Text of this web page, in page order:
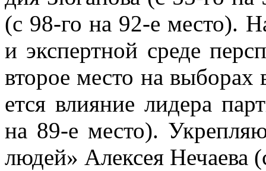
(с 98-го на 92-е ме­сто).
и экс­перт­ной сре­де
вто­рое ме­сто на
ет­ся вли­я­ние ли­де­ра
на 89-е ме­сто).
лю­дей» Алек­сея Неча­е­ва